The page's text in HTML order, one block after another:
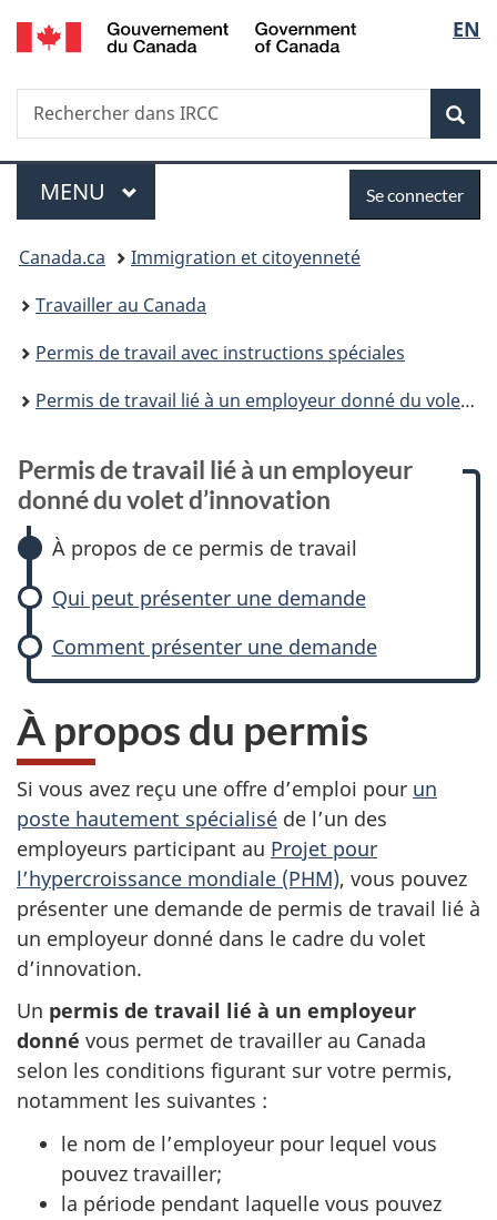
Passer
au
Passer
à
travail
employeur
d’innovation
Passer
à
du
Passer
à
simplifiée
de
la
EN
Recherche
Rechercher
dans
Menu
MENU PRINCIPAL
connecter
Se connecter
Vous
êtes
ici :
Canada.ca
Immigration et citoyenneté
Travailler au Canada
Permis de travail avec instructions spéciales
Permis de travail lié à un employeur donné du volet d’innovation
Permis de travail lié à un employeur
donné du volet d’innovation
À propos de ce permis de travail
Qui peut présenter une demande
Comment présenter une demande
À propos du permis
Si vous avez reçu une offre d’emploi pour un
poste hautement spécialisé de l’un des
employeurs participant au Projet pour
l’hypercroissance mondiale (PHM), vous pouvez
présenter une demande de permis de travail lié à
un employeur donné dans le cadre du volet
d’innovation.
Un permis de travail lié à un employeur
donné vous permet de travailler au Canada
selon les conditions figurant sur votre permis,
notamment les suivantes :
le nom de l’employeur pour lequel vous
pouvez travailler;
la période pendant laquelle vous pouvez